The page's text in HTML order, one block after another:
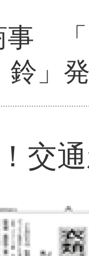
事
」
交